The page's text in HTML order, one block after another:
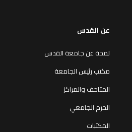
عن القدس
لمحة عن جامعة القدس
مكتب رئيس الجامعة
المتاحف والمراكز
الحرم الجامعي
المكتبات